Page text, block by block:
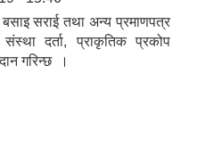
बसाइ सराई तथा अन्य प्रमाणपत्र
दर्ता, प्राकृतिक प्रकोप
गरिन्छ ।